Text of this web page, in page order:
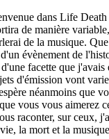
dans Life
de manière
de la musique.
évènement de
facette que j'avais
d'émission vont
néanmoins que
vous vous aimerez
raconter, sur ceux,
la mort et la